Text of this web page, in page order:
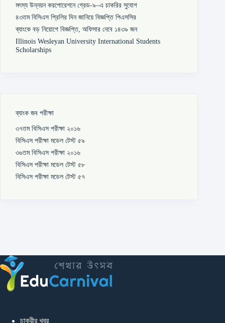
মৎস্য উন্নয়ন করপোরেশনে গ্রেড-৯–এ চাকরির সুযোগ
৪৩তম বিসিএস প্রিলির দিন জানিয়ে বিজ্ঞপ্তি পিএসসির
ব্যাংকে বড় নিয়োগে বিজ্ঞপ্তি, অফিসার নেবে ১৪৩৯ জন
Illinois Wesleyan University International Students
Scholarships
ব্যাংক জব পরীক্ষা
৩৭তম বিসিএস পরীক্ষা ২০১৬
বিসিএস পরীক্ষা মডেল টেস্ট ৫৯
৩৬তম বিসিএস পরীক্ষা ২০১৬
বিসিএস পরীক্ষা মডেল টেস্ট ৫৮
বিসিএস পরীক্ষা মডেল টেস্ট ৫৭
চাকুরীর খবর